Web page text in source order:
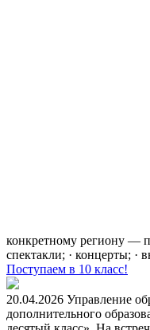
конкретному региону —
спектакли; · концерты; ·
Поступаем в 10 класс!
20.04.2026 Управление
дополнительного